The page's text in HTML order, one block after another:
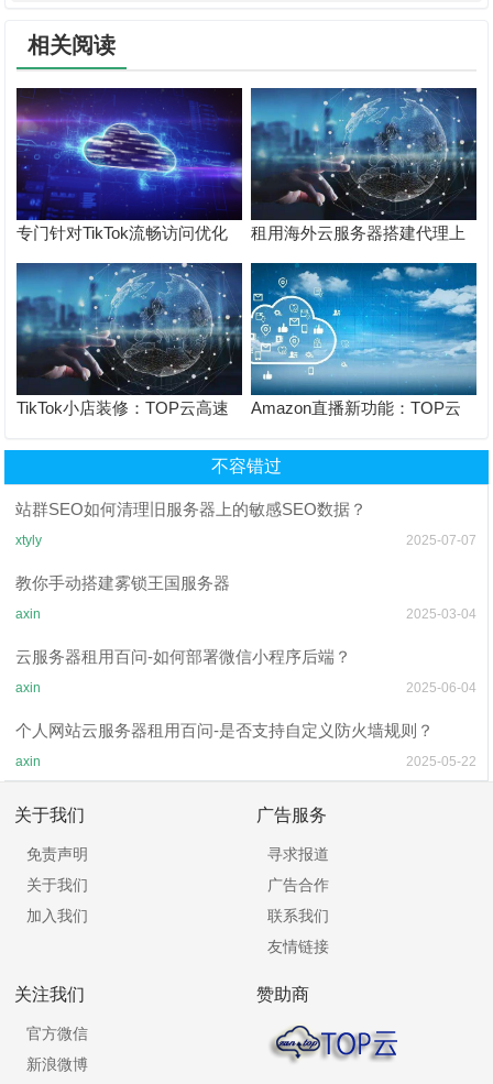
相关阅读
专门针对TikTok流畅访问优化
可一键复制的 Xray VLESS +
Reality 一键部署 + 完整配置模
板
租用海外云服务器搭建代理上
tiktok感觉网络非常卡，怎么才
能访问更流畅？
TikTok小店装修：TOP云高速
Amazon直播新功能：TOP云
不容错过
站群SEO如何清理旧服务器上的敏感SEO数据？
xtyly 2025-07-07
教你手动搭建雾锁王国服务器
axin 2025-03-04
云服务器租用百问-如何部署微信小程序后端？
axin 2025-06-04
个人网站云服务器租用百问-是否支持自定义防火墙规则？
axin 2025-05-22
关于我们
免责声明
关于我们
加入我们
广告服务
寻求报道
广告合作
联系我们
友情链接
关注我们
官方微信
新浪微博
赞助商